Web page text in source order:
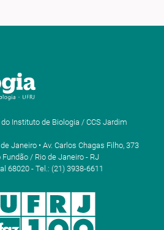
Instituto de Biologia / CCS Jardim
Janeiro • Av. Carlos Chagas Filho, 373
/ Rio de Janeiro - RJ
68020 - Tel.: (21) 3938-6611